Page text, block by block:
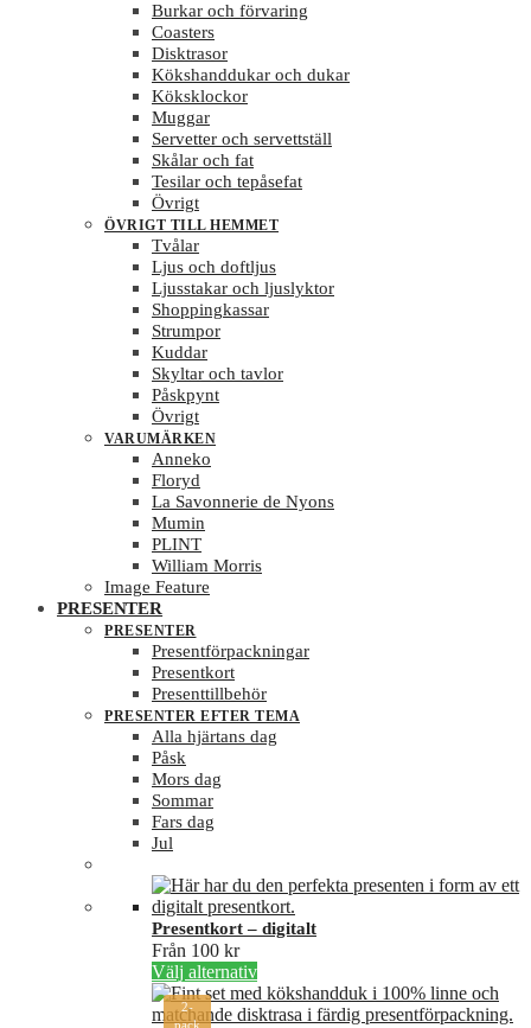
Burkar och förvaring
Coasters
Disktrasor
Kökshanddukar och dukar
Köksklockor
Muggar
Servetter och servettställ
Skålar och fat
Tesilar och tepåsefat
Övrigt
ÖVRIGT TILL HEMMET
Tvålar
Ljus och doftljus
Ljusstakar och ljuslyktor
Shoppingkassar
Strumpor
Kuddar
Skyltar och tavlor
Påskpynt
Övrigt
VARUMÄRKEN
Anneko
Floryd
La Savonnerie de Nyons
Mumin
PLINT
William Morris
Image Feature
PRESENTER
PRESENTER
Presentförpackningar
Presentkort
Presenttillbehör
PRESENTER EFTER TEMA
Alla hjärtans dag
Påsk
Mors dag
Sommar
Fars dag
Jul
Presentkort – digitalt
Från 100 kr
Välj alternativDen
här
produkten
2-
pack